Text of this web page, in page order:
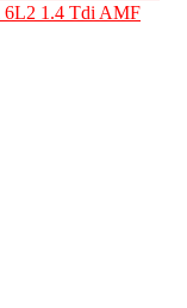
6L2 1.4 Tdi AMF